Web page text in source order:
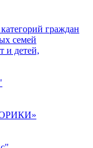
граждан
семей
и детей,